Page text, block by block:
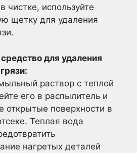
чистке, используйте
щетку для удаления
для удаления
раствор с теплой
его в распылитель и
открытые поверхности в
Теплая вода
нагретых деталей